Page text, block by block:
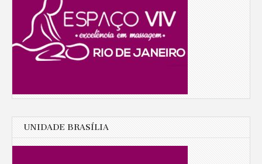
UNIDADE BRASÍLIA